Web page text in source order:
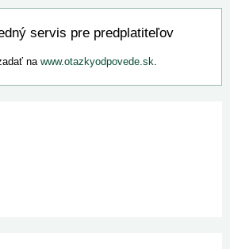
servis pre predplatiteľov
na www.otazkyodpovede.sk.